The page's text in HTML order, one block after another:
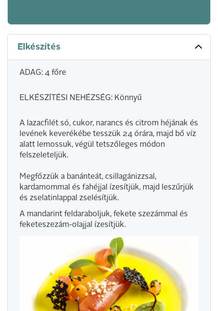
Elkészítés
ADAG: 4 főre
ELKÉSZÍTÉSI NEHÉZSÉG: Könnyű
A lazacfilét só, cukor, narancs és citrom héjának és
levének keverékébe tesszük 24 órára, majd bő víz
alatt lemossuk, végül tetszőleges módon
felszeleteljük.
Megfőzzük a banánteát, csillagánizzsal,
kardamommal és fahéjjal ízesítjük, majd leszűrjük
és zselatinlappal zselésítjük.
A mandarint feldaraboljuk, fekete szezámmal és
feketeszezám-olajjal ízesítjük.